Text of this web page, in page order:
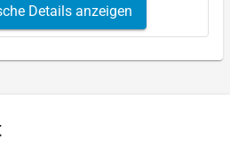
Details anzeigen